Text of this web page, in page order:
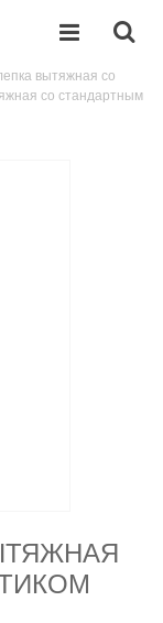
вытяжная со
со стандартным